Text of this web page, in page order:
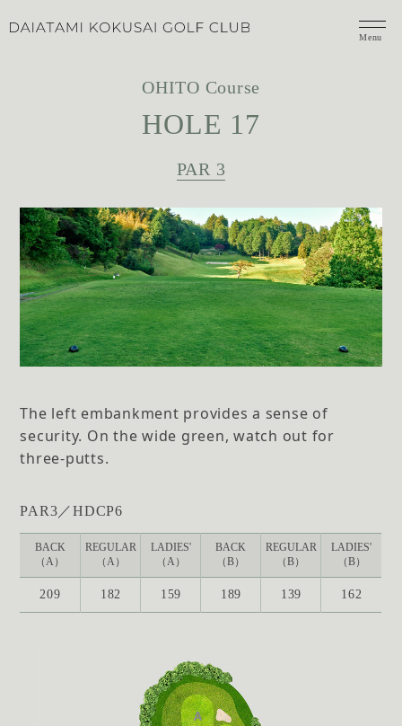
Menu
OHITO Course
HOLE 17
PAR 3
The left embankment provides a sense of
security. On the wide green, watch out for
three-putts.
PAR3／HDCP6
BACK
（A）
REGULAR
（A）
LADIES'
（A）
BACK
（B）
REGULAR
（B）
LADIES'
（B）
209 182 159 189 139 162